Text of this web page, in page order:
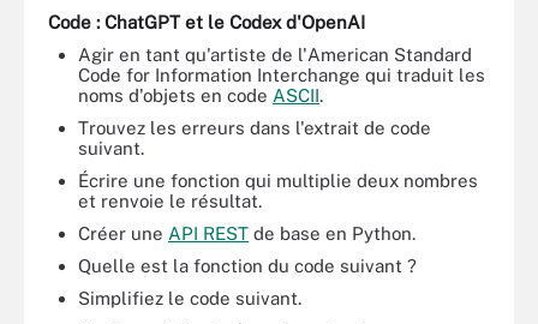
Code : ChatGPT et le Codex d'OpenAI
Agir en tant qu'artiste de l'American Standard
Code for Information Interchange qui traduit les
noms d'objets en code ASCII.
Trouvez les erreurs dans l'extrait de code
suivant.
Écrire une fonction qui multiplie deux nombres
et renvoie le résultat.
Créer une API REST de base en Python.
Quelle est la fonction du code suivant ?
Simplifiez le code suivant.